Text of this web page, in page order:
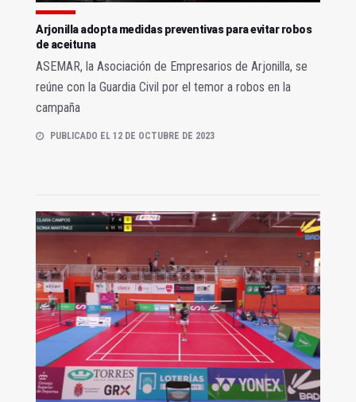
Arjonilla adopta medidas preventivas para evitar robos
de aceituna
ASEMAR, la Asociación de Empresarios de Arjonilla, se
reúne con la Guardia Civil por el temor a robos en la
campaña
PUBLICADO EL 12 DE OCTUBRE DE 2023